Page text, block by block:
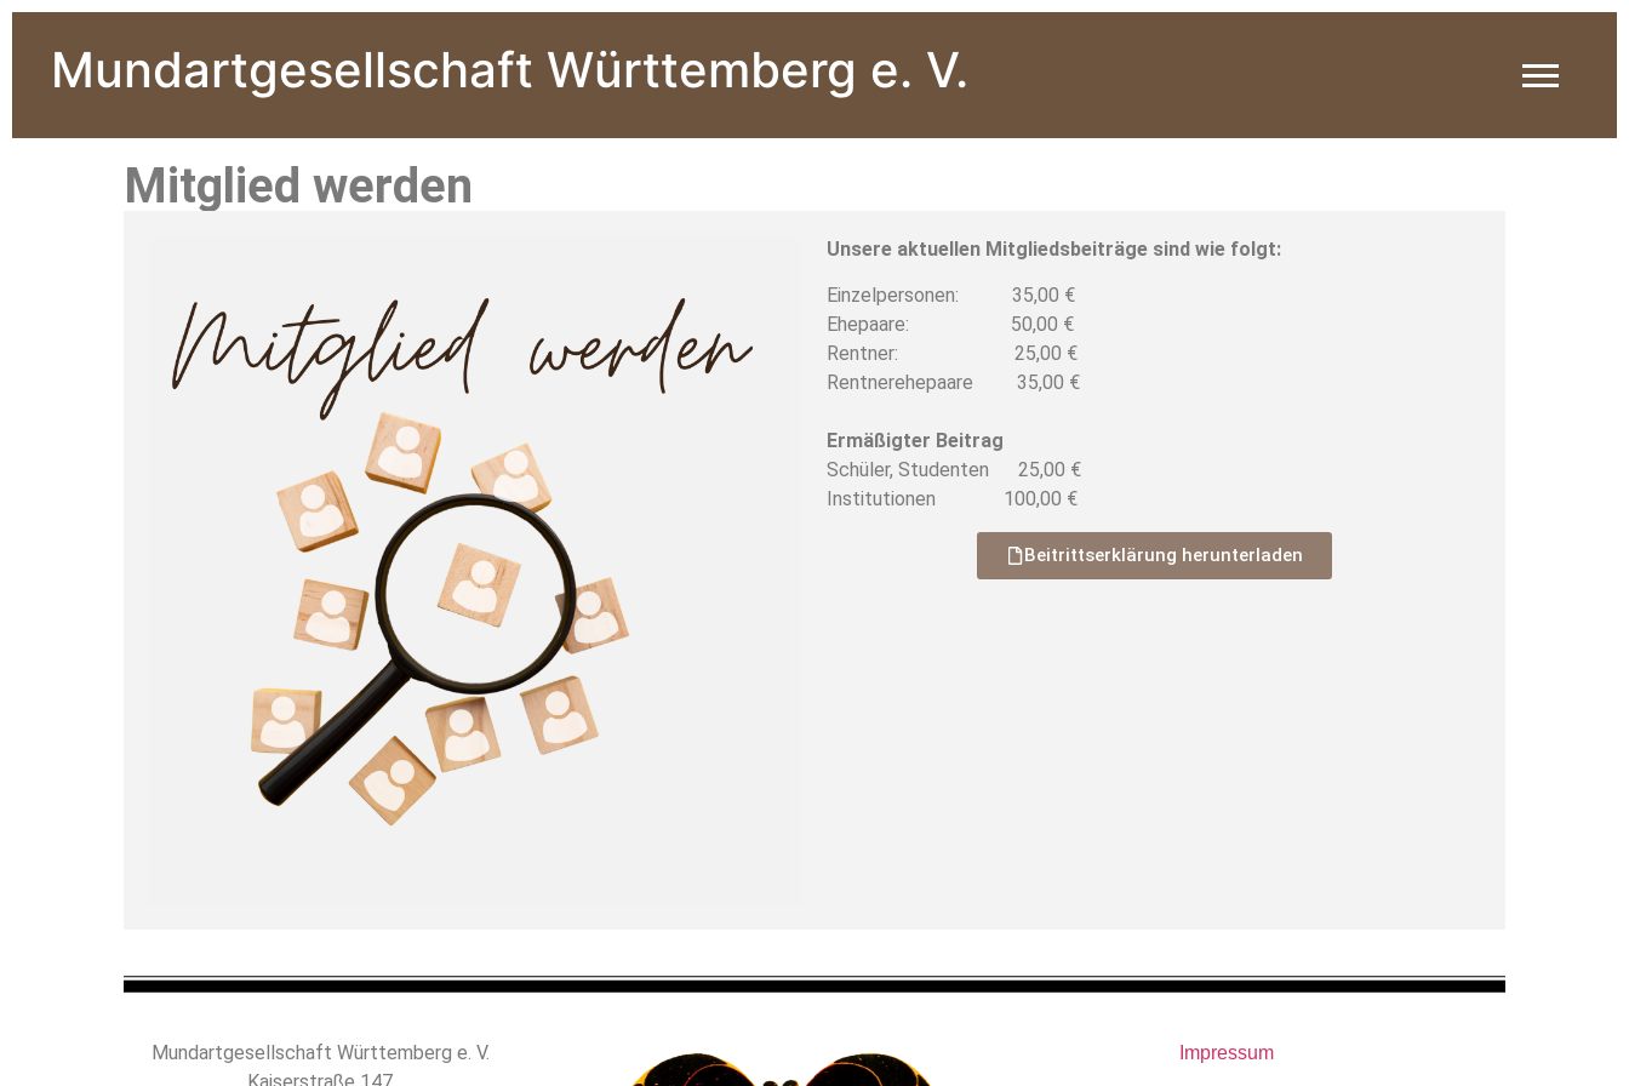
Mundartgesellschaft Württemberg e. V.
Mitglied werden
Unsere aktuellen Mitgliedsbeiträge sind wie folgt:
Einzelpersonen: 35,00 €
Ehepaare: 50,00 €
Rentner: 25,00 €
Rentnerehepaare 35,00 €
Ermäßigter Beitrag
Schüler, Studenten 25,00 €
Institutionen 100,00 €
Beitrittserklärung herunterladen
Mundartgesellschaft Württemberg e. V.
Impressum